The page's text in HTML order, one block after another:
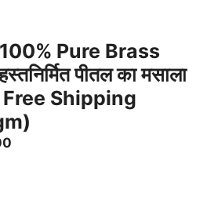
Pure Brass
पीतल का मसाला
Shipping